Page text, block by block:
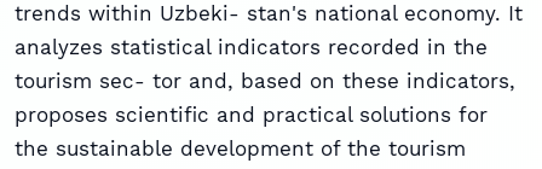
trends within Uzbeki- stan's national economy. It
analyzes statistical indicators recorded in the
tourism sec- tor and, based on these indicators,
proposes scientific and practical solutions for
the sustainable development of the tourism